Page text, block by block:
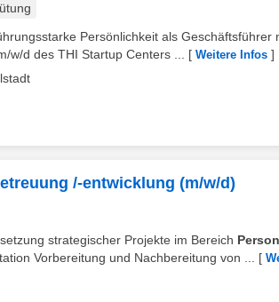
Persönlichkeit als Geschäftsführer
w/d des THI Startup Centers ...
[ Weitere Infos ]
/-entwicklung (m/w/d)
strategischer Projekte im Bereich
Vorbereitung und Nachbereitung von ...
[